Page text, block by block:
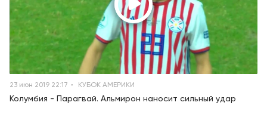
23 июн 2019 22:17 КУБОК АМЕРИКИ
Колумбия - Парагвай. Альмирон наносит сильный удар